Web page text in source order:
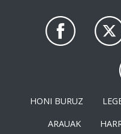
HONI BURUZ
ARAUAK